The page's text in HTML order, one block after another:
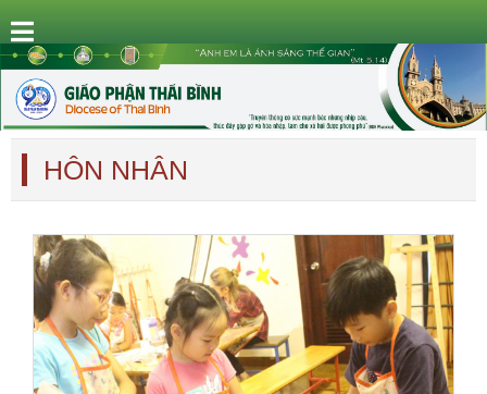
HÔN NHÂN